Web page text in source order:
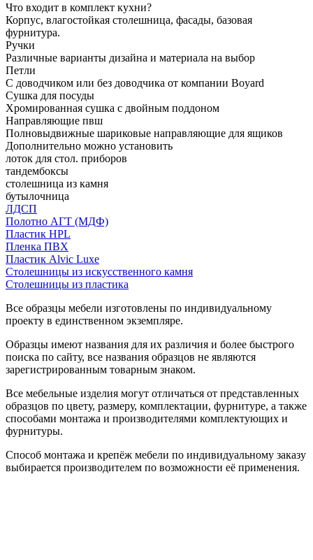
Что входит в комплект кухни?
Корпус, влагостойкая столешница, фасады, базовая
фурнитура.
Ручки
Различные варианты дизайна и материала на выбор
Петли
С доводчиком или без доводчика от компании Boyard
Сушка для посуды
Хромированная сушка с двойным поддоном
Направляющие пвш
Полновыдвижные шариковые направляющие для ящиков
Дополнительно можно установить
лоток для стол. приборов
тандембоксы
столешница из камня
бутылочница
ЛДСП
Полотно АГТ (МДФ)
Пластик HPL
Пленка ПВХ
Пластик Alvic Luxe
Столешницы из искусственного камня
Столешницы из пластика
Все образцы мебели изготовлены по индивидуальному
проекту в единственном экземпляре.
Образцы имеют названия для их различия и более быстрого
поиска по сайту, все названия образцов не являются
зарегистрированным товарным знаком.
Все мебельные изделия могут отличаться от представленных
образцов по цвету, размеру, комплектации, фурнитуре, а также
способами монтажа и производителями комплектующих и
фурнитуры.
Способ монтажа и крепёж мебели по индивидуальному заказу
выбирается производителем по возможности её применения.